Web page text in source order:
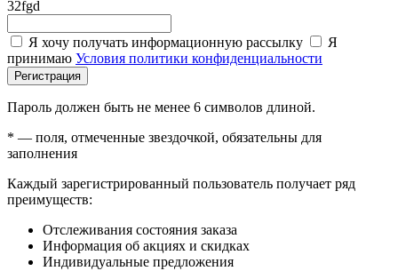
32fgd
Я хочу получать информационную рассылку
Я
принимаю Условия политики конфиденциальности
Регистрация
Пароль должен быть не менее 6 символов длиной.
* — поля, отмеченные звездочкой, обязательны для
заполнения
Каждый зарегистрированный пользователь получает ряд
преимуществ:
Отслеживания состояния заказа
Информация об акциях и скидках
Индивидуальные предложения